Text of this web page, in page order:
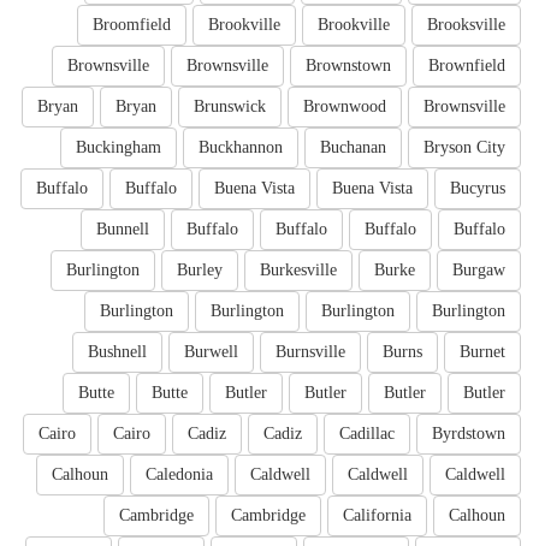
Brooksville
Brookville
Brookville
Broomfield
Brownfield
Brownstown
Brownsville
Brownsville
Brownsville
Brownwood
Brunswick
Bryan
Bryan
Bryson City
Buchanan
Buckhannon
Buckingham
Bucyrus
Buena Vista
Buena Vista
Buffalo
Buffalo
Buffalo
Buffalo
Buffalo
Buffalo
Bunnell
Burgaw
Burke
Burkesville
Burley
Burlington
Burlington
Burlington
Burlington
Burlington
Burnet
Burns
Burnsville
Burwell
Bushnell
Butler
Butler
Butler
Butler
Butte
Butte
Byrdstown
Cadillac
Cadiz
Cadiz
Cairo
Cairo
Caldwell
Caldwell
Caldwell
Caledonia
Calhoun
Calhoun
California
Cambridge
Cambridge